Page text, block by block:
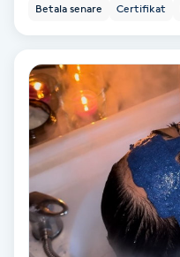
Hyaluronsyra
Hypnos
Hårborttagning
Hårbottenbehandling
Betala senare Certifikat